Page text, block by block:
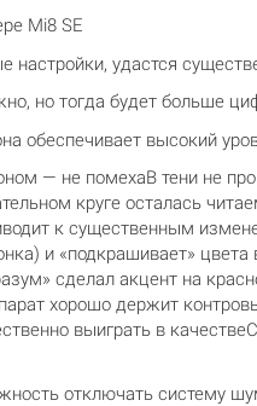
Mi8 SE
удастся
но тогда будет больше
обеспечивает высокий
— не помехаВ тени не
круге осталась
к существенным
и «подкрашивает»
сделал акцент на
хорошо держит
выиграть в
отключать систему